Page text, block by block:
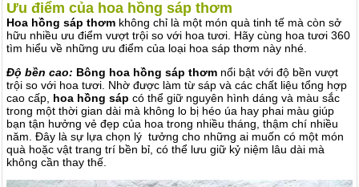
Ưu điểm của hoa hồng sáp thơm
Hoa hồng sáp thơm không chỉ là một món quà tinh tế mà còn sở
hữu nhiều ưu điểm vượt trội so với hoa tươi. Hãy cùng hoa tươi 360
tìm hiểu về những ưu điểm của loại hoa sáp thơm này nhé.
Độ bền cao: Bông hoa hồng sáp thơm nổi bật với độ bền vượt
trội so với hoa tươi. Nhờ được làm từ sáp và các chất liệu tổng hợp
cao cấp, hoa hồng sáp có thể giữ nguyên hình dáng và màu sắc
trong một thời gian dài mà không lo bị héo úa hay phai màu giúp
bạn tận hưởng vẻ đẹp của hoa trong nhiều tháng, thậm chí nhiều
năm. Đây là sự lựa chọn lý tưởng cho những ai muốn có một món
quà hoặc vật trang trí bền bỉ, có thể lưu giữ kỷ niệm lâu dài mà
không cần thay thế.